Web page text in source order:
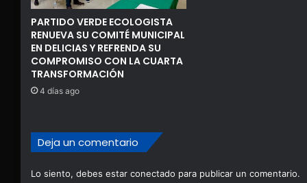
PARTIDO VERDE ECOLOGISTA
RENUEVA SU COMITÉ MUNICIPAL
EN DELICIAS Y REFRENDA SU
COMPROMISO CON LA CUARTA
TRANSFORMACIÓN
4 días ago
Deja un comentario
Lo siento, debes estar conectado para publicar un comentario.